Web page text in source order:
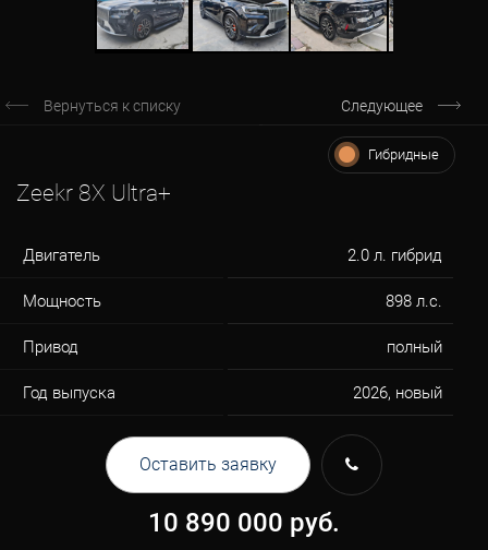
Вернуться к списку Следующее
Zeekr 8X Ultra+
Гибридные
Двигатель 2.0 л. гибрид
Мощность 898 л.с.
Привод полный
Год выпуска 2026, новый
Оставить заявку
10 890 000 руб.